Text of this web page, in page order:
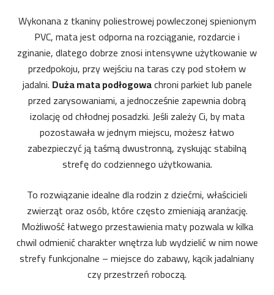
Wykonana z tkaniny poliestrowej powleczonej spienionym
PVC, mata jest odporna na rozciąganie, rozdarcie i
zginanie, dlatego dobrze znosi intensywne użytkowanie w
przedpokoju, przy wejściu na taras czy pod stołem w
jadalni. Duża mata podłogowachroni parkiet lub panele
przed zarysowaniami, a jednocześnie zapewnia dobrą
izolację od chłodnej posadzki. Jeśli zależy Ci, by mata
pozostawała w jednym miejscu, możesz łatwo
zabezpieczyć ją taśmą dwustronną, zyskując stabilną
strefę do codziennego użytkowania.
To rozwiązanie idealne dla rodzin z dziećmi, właścicieli
zwierząt oraz osób, które często zmieniają aranżację.
Możliwość łatwego przestawienia maty pozwala w kilka
chwil odmienić charakter wnętrza lub wydzielić w nim nowe
strefy funkcjonalne – miejsce do zabawy, kącik jadalniany
czy przestrzeń roboczą.